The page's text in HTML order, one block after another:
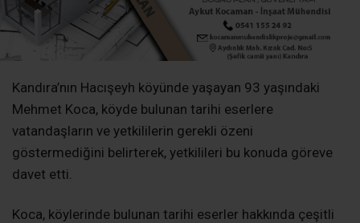
Kandıra’nın Hacışeyh köyünde yaşayan 93 yaşındaki
Mehmet Koca, köyde bulunan tarihi eserlere
vatandaşların ve yetkililerin gerekli özeni
göstermediğini belirterek, yetkilileri bu konuda göreve
davet etti.
Koca, köylerinde bulunan tarihi eserler hakkında çeşitli